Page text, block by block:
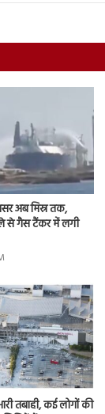
अब मिस्र तक,
से गैस टैंकर में लगी
तबाही, कई लोगों की